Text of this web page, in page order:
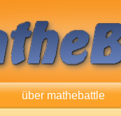
über mathebattle